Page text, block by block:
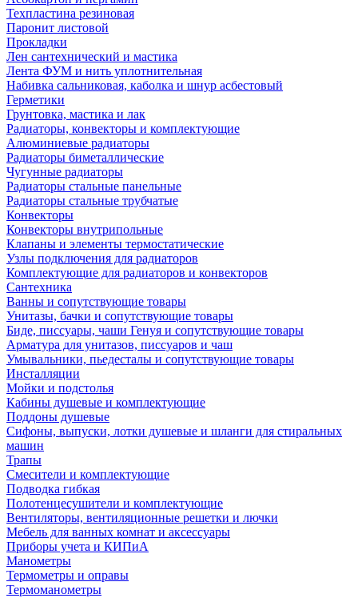
Техпластина резиновая
Паронит листовой
Прокладки
Лен сантехнический и мастика
Лента ФУМ и нить уплотнительная
Набивка сальниковая, каболка и шнур асбестовый
Герметики
Грунтовка, мастика и лак
Радиаторы, конвекторы и комплектующие
Алюминиевые радиаторы
Радиаторы биметаллические
Чугунные радиаторы
Радиаторы стальные панельные
Радиаторы стальные трубчатые
Конвекторы
Конвекторы внутрипольные
Клапаны и элементы термостатические
Узлы подключения для радиаторов
Комплектующие для радиаторов и конвекторов
Сантехника
Ванны и сопутствующие товары
Унитазы, бачки и сопутствующие товары
Биде, писсуары, чаши Генуя и сопутствующие товары
Арматура для унитазов, писсуаров и чаш
Умывальники, пьедесталы и сопутствующие товары
Инсталляции
Мойки и подстолья
Кабины душевые и комплектующие
Поддоны душевые
Сифоны, выпуски, лотки душевые и шланги для стиральных
машин
Трапы
Смесители и комплектующие
Подводка гибкая
Полотенцесушители и комплектующие
Вентиляторы, вентиляционные решетки и лючки
Мебель для ванных комнат и аксессуары
Приборы учета и КИПиА
Манометры
Термометры и оправы
Термоманометры